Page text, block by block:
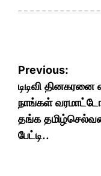
Post
navigation
Previous:
டிடிவி தினகரனை
நாங்கள்
தங்க
பேட்டி..